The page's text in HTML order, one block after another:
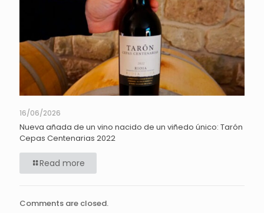
16/06/2026
Nueva añada de un vino nacido de un viñedo único: Tarón
Cepas Centenarias 2022
Read more
Comments are closed.